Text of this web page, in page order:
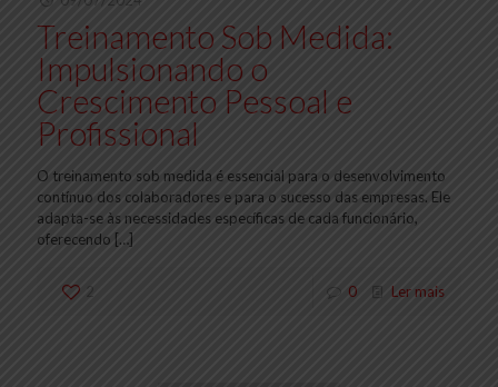
Treinamento Sob Medida:
Impulsionando o
Crescimento Pessoal e
Profissional
O treinamento sob medida é essencial para o desenvolvimento
contínuo dos colaboradores e para o sucesso das empresas. Ele
adapta-se às necessidades específicas de cada funcionário,
oferecendo […]
2 0 Ler mais